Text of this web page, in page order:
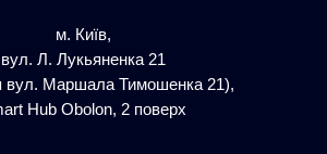
м. Київ,
вул. Л. Лукьяненка 21
вул. Маршала Тимошенка 21),
Hub Obolon, 2 поверх